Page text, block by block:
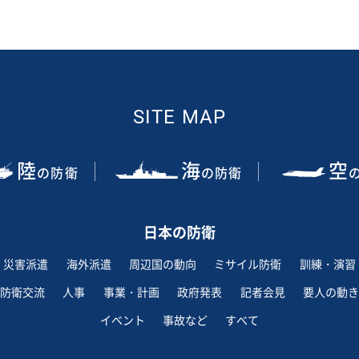
SITE MAP
陸の防衛 海の防衛 空
日本の防衛
災害派遣 海外派遣 周辺国の動向 ミサイル防衛
訓練・演習
防衛交流
人事 事業・計画 政府発表 記者会見
要人の動き
イベント
事故など すべて